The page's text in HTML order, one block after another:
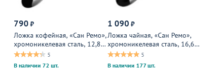
790 ₽
Ложка кофейная, «Сан Ремо»,
хромоникелевая сталь, 12,8
см, хромированный
5
В наличии 72 шт.
1 090 ₽
Ложка чайная, «Сан Ремо»,
хромоникелевая сталь, 16,6
см, хромированный
5
В наличии 177 шт.